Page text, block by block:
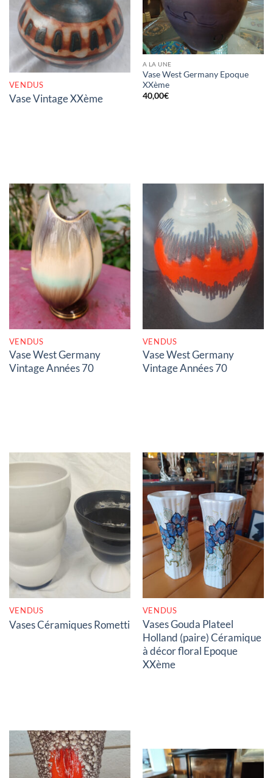
RUPTURE DE STOCK
VENDUS
Vase Vintage XXème
A LA UNE
Vase West Germany Epoque
XXème
40,00€
RUPTURE DE STOCK
VENDUS
Vase West Germany
Vintage Années 70
RUPTURE DE STOCK
VENDUS
Vase West Germany
Vintage Années 70
RUPTURE DE STOCK
VENDUS
Vases Céramiques Rometti
RUPTURE DE STOCK
VENDUS
Vases Gouda Plateel
Holland (paire) Céramique
à décor floral Epoque
XXème